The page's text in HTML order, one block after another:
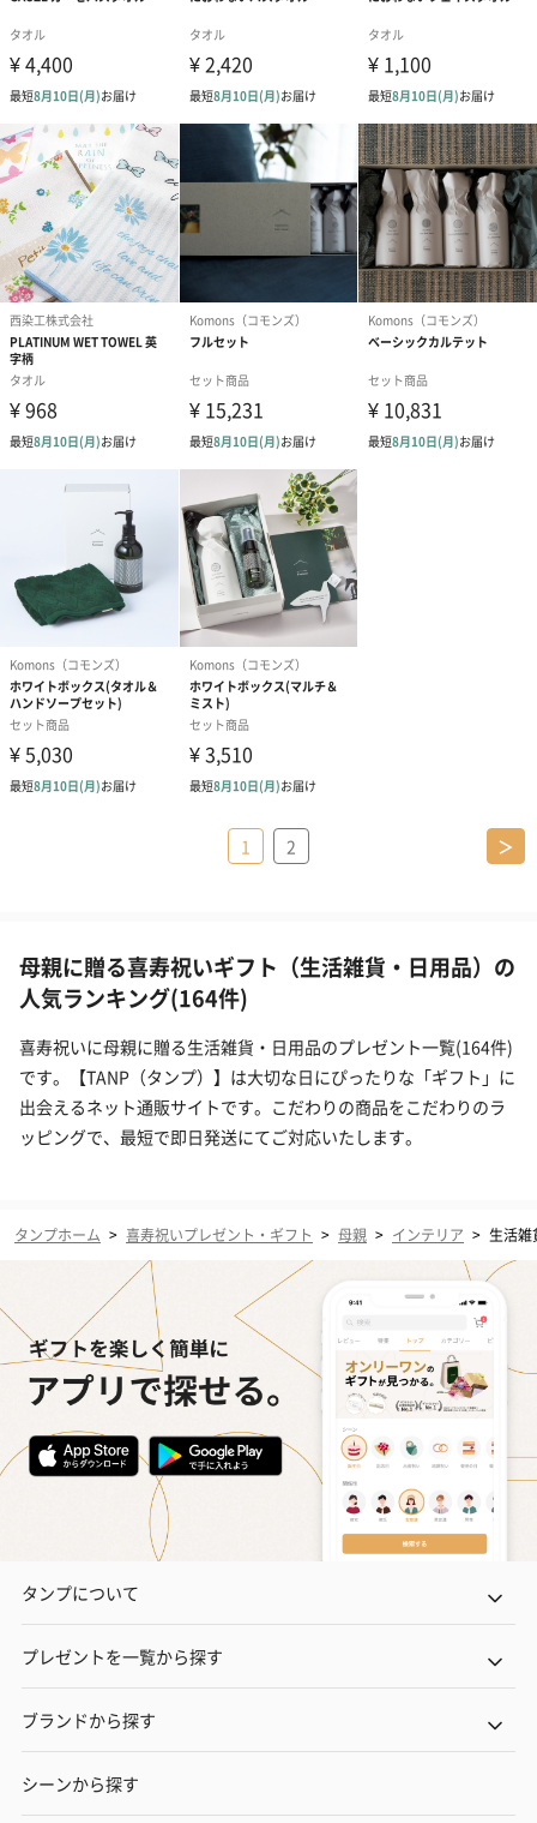
1 2 ＞
母親に贈る喜寿祝いギフト（生活雑貨・日用品）の
人気ランキング(164件)
喜寿祝いに母親に贈る生活雑貨・日用品のプレゼント一覧(164件)
です。【TANP（タンプ）】は大切な日にぴったりな「ギフト」に
出会えるネット通販サイトです。こだわりの商品をこだわりのラ
ッピングで、最短で即日発送にてご対応いたします。
タンプホーム > 喜寿祝いプレゼント・ギフト > 母親 > インテリア > 生活雑
タンプについて
プレゼントを一覧から探す
ブランドから探す
シーンから探す